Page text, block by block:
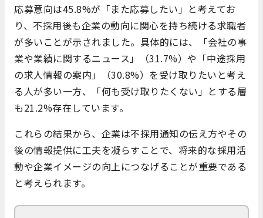
応募意向は45.8%が「また応募したい」と考えてお
り、不採用後も企業の動向に関心を持ち続ける求職者
が多いことが示されました。​具体的には、「会社の事
業や業績に関するニュース」（31.7%）や「中途採用
の求人情報の案内」（30.8%）を受け取りたいと考え
る人が多い一方、「何も受け取りたくない」とする層
も21.2%存在しています。
​これらの結果から、企業は不採用通知の伝え方やその
後の情報提供に工夫を凝らすことで、将来的な採用活
動や企業イメージの向上につなげることが重要である
と考えられます。